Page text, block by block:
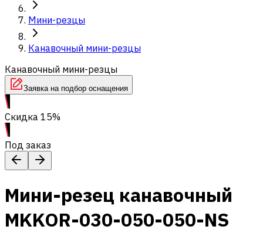
Мини-резцы
Канавочный мини-резцы
Канавочный мини-резцы
Заявка на подбор оснащения
Скидка 15%
Под заказ
Мини-резец канавочный
MKKOR-030-050-050-NS